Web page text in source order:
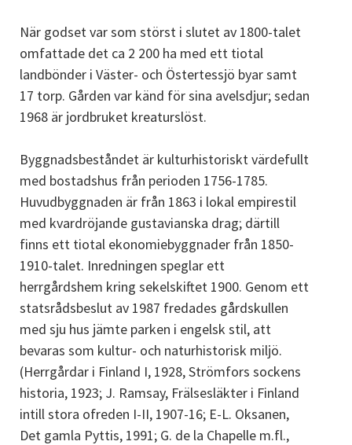
När godset var som störst i slutet av 1800-talet
omfattade det ca 2 200 ha med ett tiotal
landbönder i Väster- och Östertessjö byar samt
17 torp. Gården var känd för sina avelsdjur; sedan
1968 är jordbruket kreaturslöst.
Byggnadsbeståndet är kulturhistoriskt värdefullt
med bostadshus från perioden 1756-1785.
Huvudbyggnaden är från 1863 i lokal empirestil
med kvardröjande gustavianska drag; därtill
finns ett tiotal ekonomiebyggnader från 1850-
1910-talet. Inredningen speglar ett
herrgårdshem kring sekelskiftet 1900. Genom ett
statsrådsbeslut av 1987 fredades gårdskullen
med sju hus jämte parken i engelsk stil, att
bevaras som kultur- och naturhistorisk miljö.
(Herrgårdar i Finland I, 1928, Strömfors sockens
historia, 1923; J. Ramsay, Frälsesläkter i Finland
intill stora ofreden I-II, 1907-16; E-L. Oksanen,
Det gamla Pyttis, 1991; G. de la Chapelle m.fl.,